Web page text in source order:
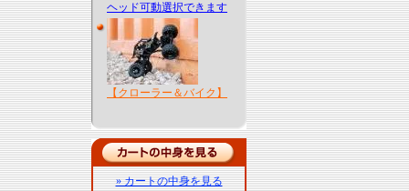
ヘッド可動選択できます
【クローラー＆バイク】
» カートの中身を見る